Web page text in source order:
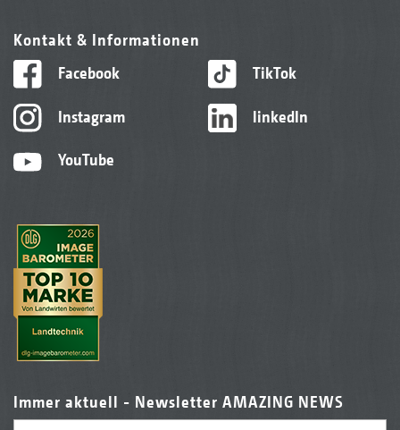
Kontakt & Informationen
Facebook
Instagram
YouTube
TikTok
linkedIn
Immer aktuell - Newsletter AMAZING NEWS